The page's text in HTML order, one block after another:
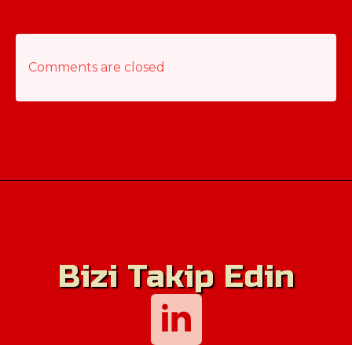
Comments are closed
Bizi Takip Edin